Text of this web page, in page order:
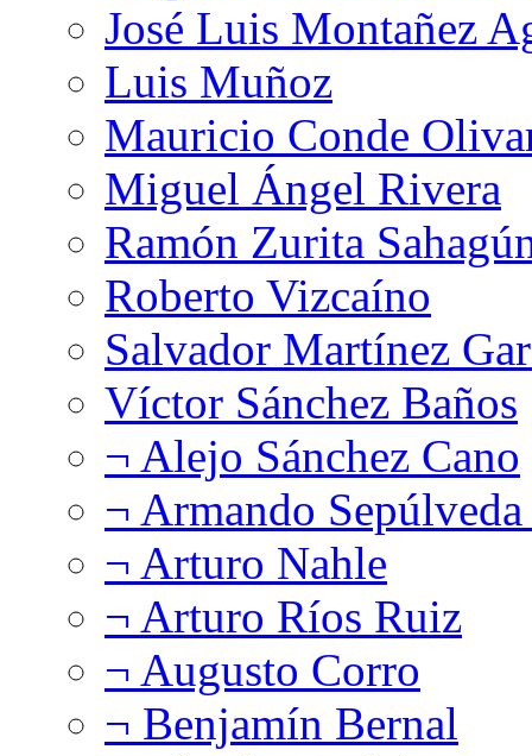
José Luis Montañez
Luis Muñoz
Mauricio Conde
Miguel Ángel Rivera
Ramón Zurita
Roberto Vizcaíno
Salvador Martínez
Víctor Sánchez Baños
¬ Alejo Sánchez Cano
¬ Armando
¬ Arturo Nahle
¬ Arturo Ríos Ruiz
¬ Augusto Corro
¬ Benjamín Bernal